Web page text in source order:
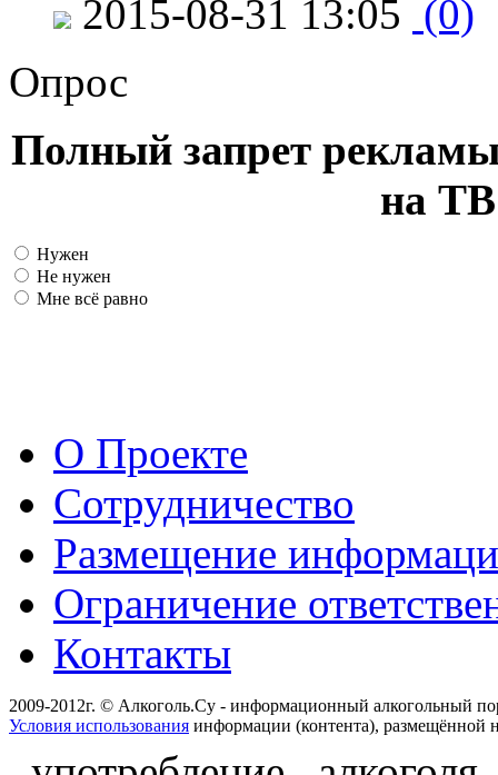
2015-08-31 13:05 (0)
Опрос
Полный запрет
на ТВ
Нужен
Не нужен
Мне всё равно
О Проекте
Сотрудничество
Размещение
Ограничение
Контакты
2009-2012г. © Алкоголь.Су - информационный алкогольный
Условия использования информации (контента), размещённой